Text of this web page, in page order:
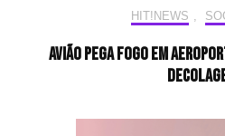
HIT!NEWS ,
Avião pega fogo em